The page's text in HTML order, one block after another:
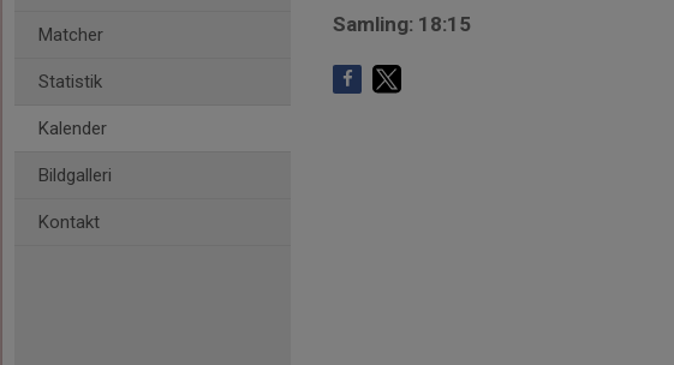
Matcher
Statistik
Kalender
Bildgalleri
Kontakt
Samling: 18:15